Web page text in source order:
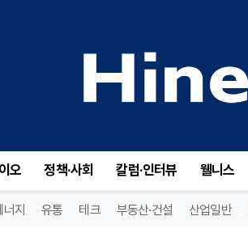
오 정책·사회 칼럼·인터뷰 웰니스
너지 유통 테크 부동산·건설 산업일반